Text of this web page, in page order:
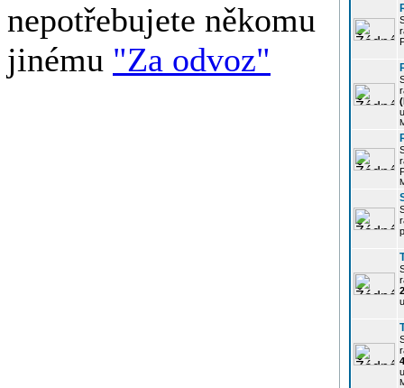
nepotřebujete někomu
jinému "Za odvoz"